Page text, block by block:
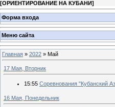
[ОРИЕНТИРОВАНИЕ НА КУБАНИ]
Форма входа
Меню сайта
Главная » 2022 » Май
17 Мая, Вторник
15:55 Соревнования "Кубанский
16 Мая, Понедельник